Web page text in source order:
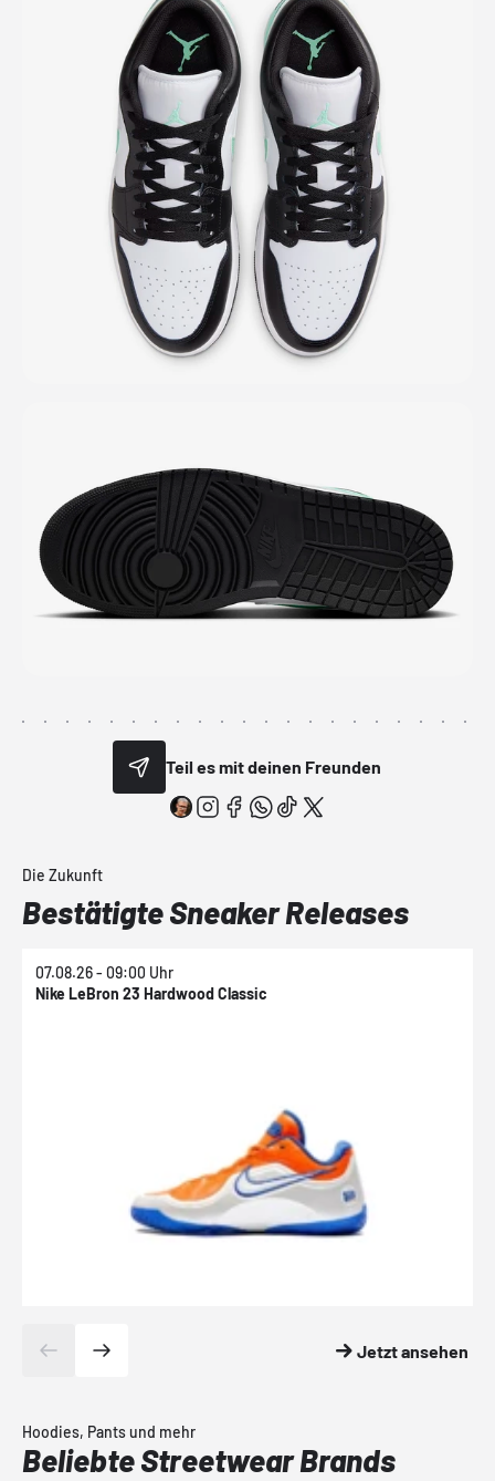
Teil es mit deinen Freunden
Die Zukunft
Bestätigte Sneaker Releases
07.08.26 - 09:00 Uhr
Nike LeBron 23 Hardwood Classic
Jetzt ansehen
Hoodies, Pants und mehr
Beliebte Streetwear Brands